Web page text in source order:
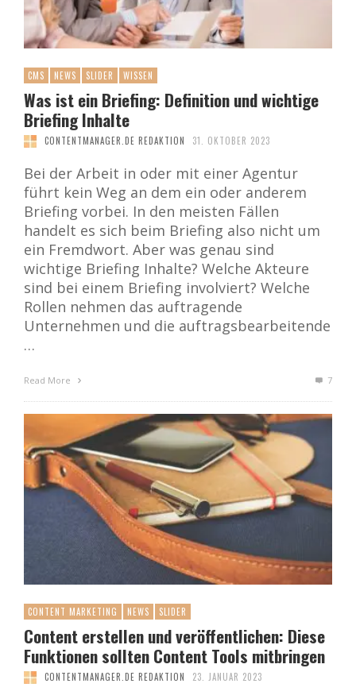
CMS NEWS SLIDER WISSEN
Was ist ein Briefing: Definition und wichtige
Briefing Inhalte
CONTENTMANAGER.DE REDAKTION 31. OKTOBER 2023
Bei der Arbeit in oder mit einer Agentur
führt kein Weg an dem ein oder anderem
Briefing vorbei. In den meisten Fällen
handelt es sich beim Briefing also nicht um
ein Fremdwort. Aber was genau sind
wichtige Briefing Inhalte? Welche Akteure
sind bei einem Briefing involviert? Welche
Rollen nehmen das auftragende
Unternehmen und die auftragsbearbeitende
…
Read More 7
CONTENT MARKETING NEWS SLIDER
Content erstellen und veröffentlichen: Diese
Funktionen sollten Content Tools mitbringen
CONTENTMANAGER.DE REDAKTION 23. JANUAR 2023